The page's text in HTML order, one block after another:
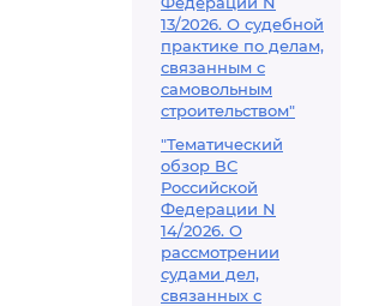
13/2026. О судебной
практике по делам,
связанным с
самовольным
строительством"
"Тематический
обзор ВС
Российской
Федерации N
14/2026. О
рассмотрении
судами дел,
связанных с